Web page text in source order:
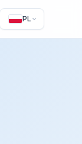
PL